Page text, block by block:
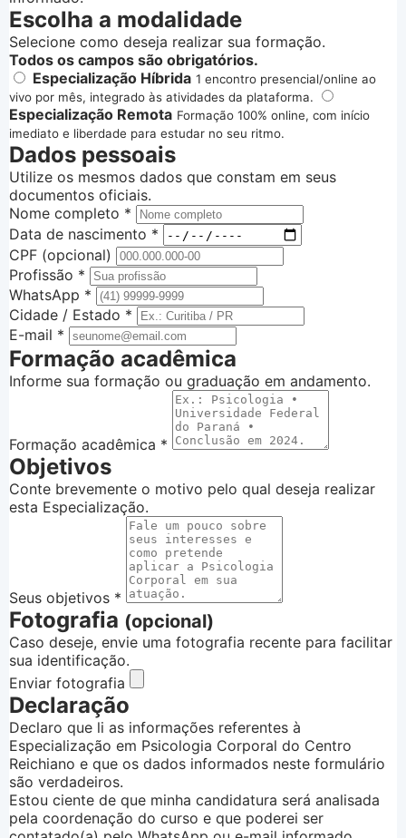
Escolha a modalidade
Selecione como deseja realizar sua formação.
Todos os campos são obrigatórios.
Especialização Híbrida 1 encontro presencial/online ao
vivo por mês, integrado às atividades da plataforma.
Especialização Remota Formação 100% online, com início
imediato e liberdade para estudar no seu ritmo.
Dados pessoais
Utilize os mesmos dados que constam em seus
documentos oficiais.
Nome completo *
Data de nascimento *
CPF (opcional)
Profissão *
WhatsApp *
Cidade / Estado *
E-mail *
Formação acadêmica
Informe sua formação ou graduação em andamento.
Formação acadêmica *
Objetivos
Conte brevemente o motivo pelo qual deseja realizar
esta Especialização.
Seus objetivos *
Fotografia (opcional)
Caso deseje, envie uma fotografia recente para facilitar
sua identificação.
Enviar fotografia
Declaração
Declaro que li as informações referentes à
Especialização em Psicologia Corporal do Centro
Reichiano e que os dados informados neste formulário
são verdadeiros.
Estou ciente de que minha candidatura será analisada
pela coordenação do curso e que poderei ser